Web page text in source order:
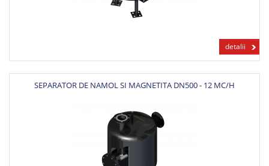
detalii
SEPARATOR DE NAMOL SI MAGNETITA DN500 - 12 MC/H